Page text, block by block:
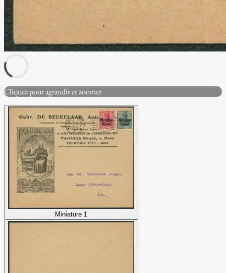
Cliquez pour agrandir et zoomer
Miniature 1